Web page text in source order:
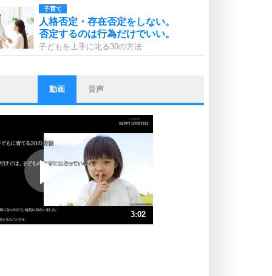
子育て
人格否定・存在否定をしない。
否定するのは行為だけでいい。
子どもを上手に叱る30の方法
ストレス対策
他人と比べない。
いっそのこと、他人を見ない。
プラス思考
ポジティブになれない原因は、行動
しないから。
ポジティブ思考になる30の方法
ストレス対策
動画 音声
3:02